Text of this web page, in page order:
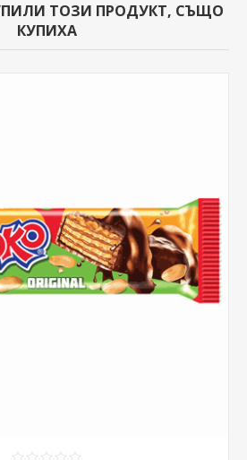
ТОЗИ ПРОДУКТ, СЪЩО
КУПИХА